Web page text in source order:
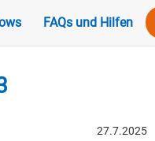
FAQs und Hilfen
27.7.2025